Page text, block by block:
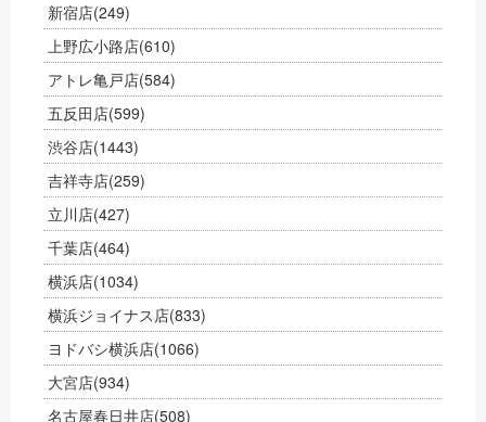
新宿店(249)
上野広小路店(610)
アトレ亀戸店(584)
五反田店(599)
渋谷店(1443)
吉祥寺店(259)
立川店(427)
千葉店(464)
横浜店(1034)
横浜ジョイナス店(833)
ヨドバシ横浜店(1066)
大宮店(934)
名古屋春日井店(508)